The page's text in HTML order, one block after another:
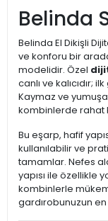
Belinda
Belinda El Dikişli
ve konforu bir
modelidir. Özel
canlı ve kalıcıdır;
Kaymaz ve
kombinlerde rahat
Bu eşarp, hafif
kullanılabilir ve
tamamlar. Nefes
yapısı ile özellikle
kombinlerle
gardırobunuzun en